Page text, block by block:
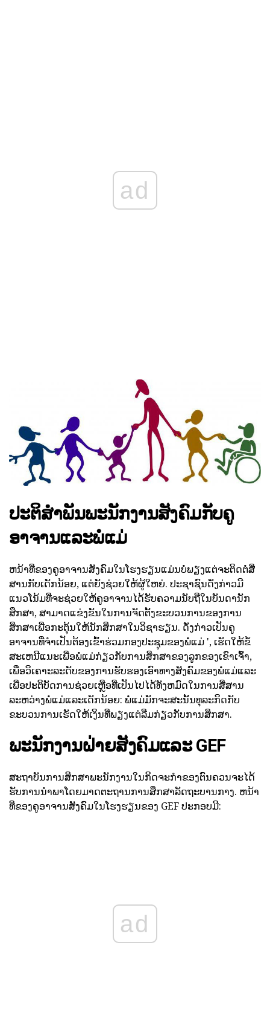
ad
ປະຕິສໍາພັນພະນັກງານສັງຄົມກັບຄູ
ອາຈານແລະພໍ່ແມ່
ຫນ້າທີ່ຂອງຄູອາຈານສັງຄົມໃນໂຮງຮຽນແມ່ນບໍ່ພຽງແຕ່ຈະຕິດຕໍ່ສື່
ສານກັບເດັກນ້ອຍ, ແຕ່ຍັງຊ່ວຍໃຫ້ຜູ້ໃຫຍ່. ປະຊາຊົນດັ່ງກ່າວມີ
ແນວໂນ້ມທີ່ຈະຊ່ວຍໃຫ້ຄູອາຈານໄດ້ຮັບຄວາມນັບຖືໃນບັນດານັກ
ສຶກສາ, ສາມາດແຂ່ງຂັນໃນການຈັດຕັ້ງຂະບວນການຂອງການ
ສຶກສາເພື່ອກະຕຸ້ນໃຫ້ນັກສຶກສາໃນວິຊາຮຽນ. ດັ່ງກ່າວເປັນຄູ
ອາຈານທີ່ຈໍາເປັນຕ້ອງເຂົ້າຮ່ວມກອງປະຊຸມຂອງພໍ່ແມ່ ', ເຮັດໃຫ້ຂໍ້
ສະເຫນີແນະເພື່ອພໍ່ແມ່ກ່ຽວກັບການສຶກສາຂອງລູກຂອງເຂົາເຈົ້າ,
ເພື່ອວິເຄາະລະດັບຂອງການຮັບຮອງເອົາທາງສັງຄົມຂອງພໍ່ແມ່ແລະ
ເພື່ອປະຕິບັດການຊ່ວຍເຫຼືອທີ່ເປັນໄປໄດ້ທັງຫມົດໃນການສື່ສານ
ລະຫວ່າງພໍ່ແມ່ແລະເດັກນ້ອຍ: ພໍ່ແມ່ມັກຈະສະນັ້ນທຸລະກິດກັບ
ຂະບວນການເຮັດໃຫ້ເງິນທີ່ພຽງແຕ່ລືມກ່ຽວກັບການສຶກສາ.
ພະນັກງານຝ່າຍສັງຄົມແລະ GEF
ສະຖາບັນການສຶກສາພະນັກງານໃນກິດຈະກໍາຂອງຕົນຄວນຈະໄດ້
ຮັບການນໍາພາໂດຍມາດຕະຖານການສຶກສາລັດຖະບານກາງ. ຫນ້າ
ທີ່ຂອງຄູອາຈານສັງຄົມໃນໂຮງຮຽນຂອງ GEF ປະກອບມີ:
ad